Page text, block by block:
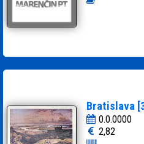
Bratislava
0.0.0000
2,82